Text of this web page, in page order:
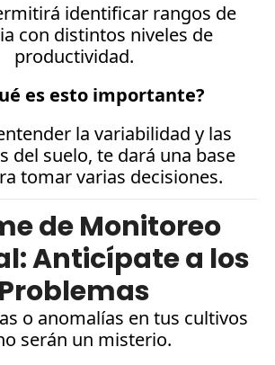
identificar rangos de
con distintos niveles de
productividad.
es esto importante?
la variabilidad y las
del suelo, te dará una base
tomar varias decisiones.
de Monitoreo
Anticípate a los
Problemas
o anomalías en tus cultivos
serán un misterio.